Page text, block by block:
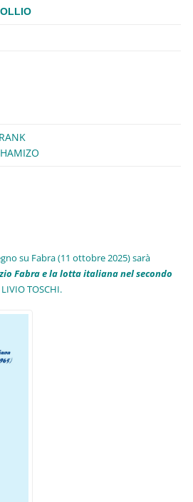
su Fabra (11 ottobre 2025) sarà
Fabra e la lotta italiana nel secondo
TOSCHI.